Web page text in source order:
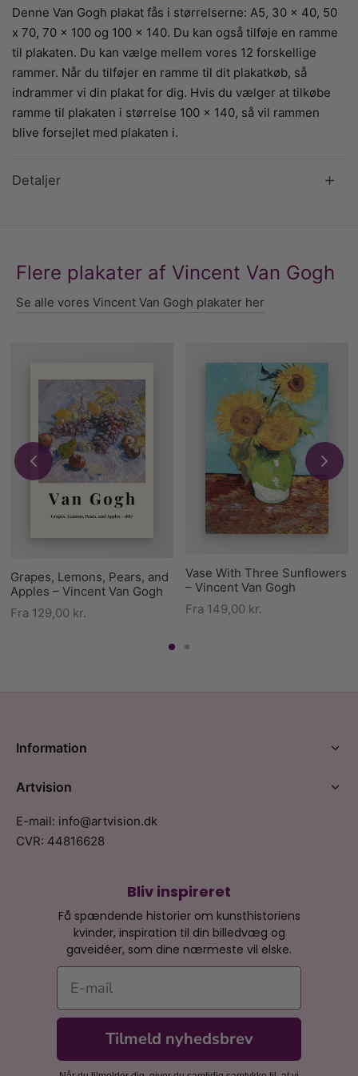
Denne Van Gogh plakat fås i størrelserne: A5, 30 x 40, 50
x 70, 70 x 100 og 100 x 140. Du kan også tilføje en ramme
til plakaten. Du kan vælge mellem vores 12 forskellige
rammer. Når du tilføjer en ramme til dit plakatkøb, så
indrammer vi din plakat for dig. Hvis du vælger at tilkøbe
ramme til plakaten i størrelse 100 x 140, så vil rammen
blive forsejlet med plakaten i.
Detaljer
Flere plakater af Vincent Van Gogh
Se alle vores Vincent Van Gogh plakater her
Grapes, Lemons, Pears, and
Apples – Vincent Van Gogh
Fra 129,00 kr.
Vase With Three Sunflowers
– Vincent Van Gogh
Fra 149,00 kr.
Bliv inspireret
Få spændende historier om kunsthistoriens
kvinder, inspiration til din billedvæg og
gaveidéer, som dine nærmeste vil elske.
E-mail
Tilmeld nyhedsbrev
Information
Artvision
E-mail: info@artvision.dk
CVR: 44816628